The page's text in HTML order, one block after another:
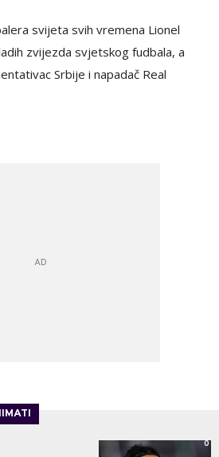
svijeta svih vremena Lionel
zvijezda svjetskog fudbala, a
Srbije i napadač Real
0